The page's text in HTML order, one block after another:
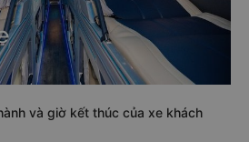
và giờ kết thúc của xe khách